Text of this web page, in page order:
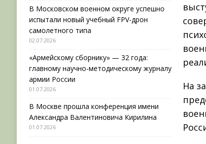
На
В Московском военном округе успешно
испытали новый учебный FPV-дрон
самолетного типа
02.07.2026
«Армейскому сборнику» — 32 года:
главному научно-методическому журналу
армии России
01.07.2026
В Москве прошла конференция имени
Александра Валентиновича Кирилина
01.07.2026